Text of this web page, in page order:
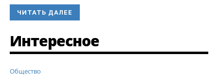
ЧИТАТЬ ДАЛЕЕ
Интересное
Общество